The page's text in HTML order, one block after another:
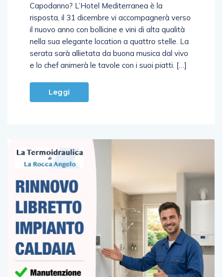
Capodanno? L’Hotel Mediterranea è la
risposta, il 31 dicembre vi accompagnerà verso
il nuovo anno con bollicine e vini di alta qualità
nella sua elegante location a quattro stelle. La
serata sarà allietata da buona musica dal vivo
e lo chef animerà le tavole con i suoi piatti. […]
Leggi